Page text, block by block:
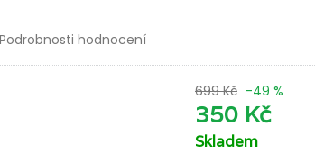
produktu je 0,0 z 5 hvězdiček.
Podrobnosti hodnocení
699 Kč –49 %
350 Kč
Skladem